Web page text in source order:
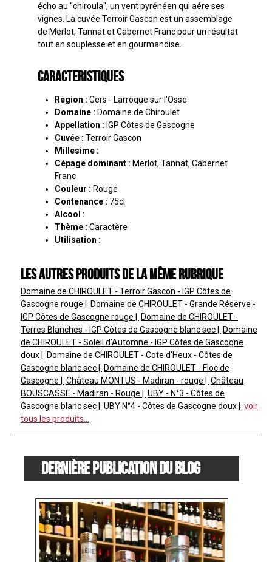
écho au "chiroula", un vent pyrénéen qui aére ses
vignes. La cuvée Terroir Gascon est un assemblage
de Merlot, Tannat et Cabernet Franc pour un résultat
tout en souplesse et en gourmandise.
Caracteristiques
Région : Gers - Larroque sur l'Osse
Domaine : Domaine de Chiroulet
Appellation : IGP Côtes de Gascogne
Cuvée : Terroir Gascon
Millesime :
Cépage dominant : Merlot, Tannat, Cabernet
Franc
Couleur : Rouge
Contenance : 75cl
Alcool :
Thème : Caractère
Utilisation :
Les autres produits de la même rubrique
Domaine de CHIROULET - Terroir Gascon - IGP Côtes de
Gascogne rouge
Domaine de CHIROULET - Grande Réserve -
IGP Côtes de Gascogne rouge
Domaine de CHIROULET -
Terres Blanches - IGP Côtes de Gascogne blanc sec
Domaine
de CHIROULET - Soleil d'Automne - IGP Côtes de Gascogne
doux
Domaine de CHIROULET - Cote d'Heux - Côtes de
Gascogne blanc sec
Domaine de CHIROULET - Floc de
Gascogne
Château MONTUS - Madiran - rouge
Château
BOUSCASSE - Madiran - Rouge
UBY - N°3 - Côtes de
Gascogne blanc sec
UBY N°4 - Côtes de Gascogne doux
voir
tous les produits...
Dernière publication du blog